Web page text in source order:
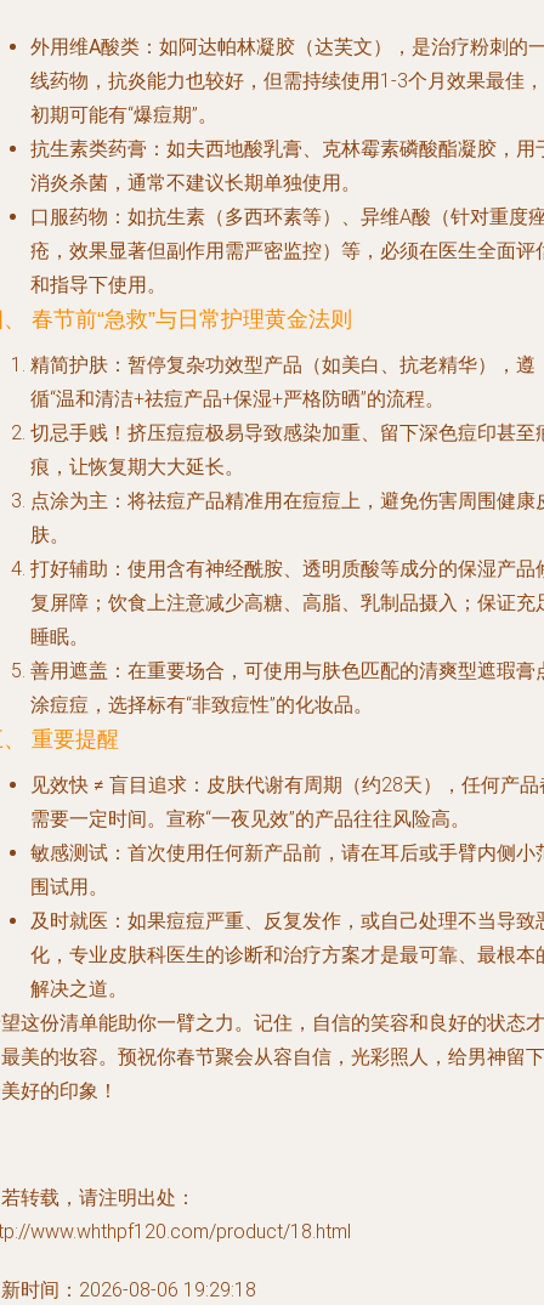
外用维A酸类 ：如阿达帕林凝胶（达芙文），是治疗粉刺的
线药物，抗炎能力也较好，但需持续使用1-3个月效果最佳，
初期可能有“爆痘期”。
抗生素类药膏 ：如夫西地酸乳膏、克林霉素磷酸酯凝胶，用
消炎杀菌，通常不建议长期单独使用。
口服药物 ：如抗生素（多西环素等）、异维A酸（针对重度
疮，效果显著但副作用需严密监控）等，必须在医生全面评
和指导下使用。
春节前“急救”与日常护理黄金法则
精简护肤 ：暂停复杂功效型产品（如美白、抗老精华），遵
循“温和清洁+祛痘产品+保湿+严格防晒”的流程。
切忌手贱 ！挤压痘痘极易导致感染加重、留下深色痘印甚至
痕，让恢复期大大延长。
点涂为主 ：将祛痘产品精准用在痘痘上，避免伤害周围健康
肤。
打好辅助 ：使用含有神经酰胺、透明质酸等成分的保湿产品
复屏障；饮食上注意减少高糖、高脂、乳制品摄入；保证充
睡眠。
善用遮盖 ：在重要场合，可使用与肤色匹配的清爽型遮瑕膏
涂痘痘，选择标有“非致痘性”的化妆品。
重要提醒
见效快 ≠ 盲目追求 ：皮肤代谢有周期（约28天），任何产品
需要一定时间。宣称“一夜见效”的产品往往风险高。
敏感测试 ：首次使用任何新产品前，请在耳后或手臂内侧小
围试用。
及时就医 ：如果痘痘严重、反复发作，或自己处理不当导致
化，专业皮肤科医生的诊断和治疗方案才是最可靠、最根本
解决之道。
这份清单能助你一臂之力。记住，自信的笑容和良好的状态才
美的妆容。预祝你春节聚会从容自信，光彩照人，给男神留下
好的印象！
转载，请注明出处：
www.whthpf120.com/product/18.html
时间：2026-08-06 19:29:18